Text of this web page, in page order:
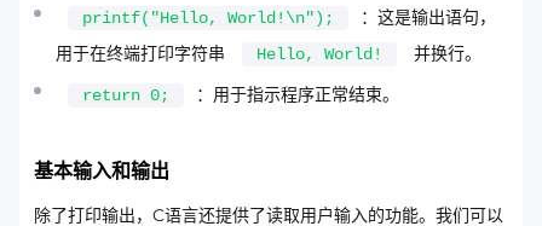
printf("Hello, World!\n");
：这是输出语句，
用于在终端打印字符串
Hello, World! 并换行。
return 0; ：用于指示程序正常结束。
基本输入和输出
除了打印输出，C语言还提供了读取用户输入的功能。我们可以